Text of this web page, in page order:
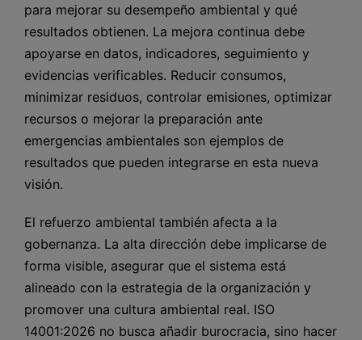
para mejorar su desempeño ambiental y qué
resultados obtienen. La mejora continua debe
apoyarse en datos, indicadores, seguimiento y
evidencias verificables. Reducir consumos,
minimizar residuos, controlar emisiones, optimizar
recursos o mejorar la preparación ante
emergencias ambientales son ejemplos de
resultados que pueden integrarse en esta nueva
visión.
El refuerzo ambiental también afecta a la
gobernanza. La alta dirección debe implicarse de
forma visible, asegurar que el sistema está
alineado con la estrategia de la organización y
promover una cultura ambiental real. ISO
14001:2026 no busca añadir burocracia, sino hacer